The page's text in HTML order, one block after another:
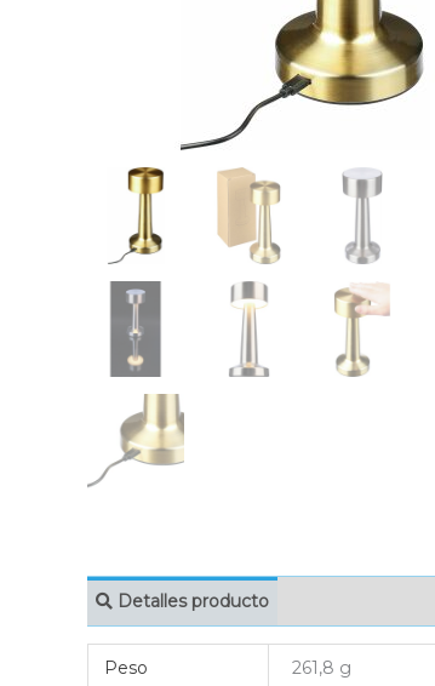
Detalles producto
Peso 261,8 g